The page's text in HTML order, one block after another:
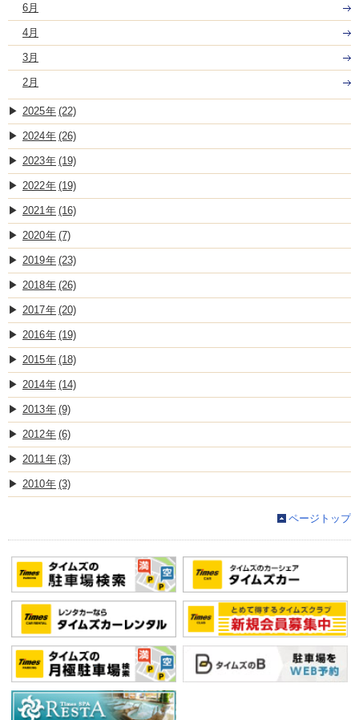
6月
4月
3月
2月
2025 (22)
2024 (26)
2023 (19)
2022 (19)
2021 (16)
2020 (7)
2019 (23)
2018 (26)
2017 (20)
2016 (19)
2015 (18)
2014 (14)
2013 (9)
2012 (6)
2011 (3)
2010 (3)
ページトップ